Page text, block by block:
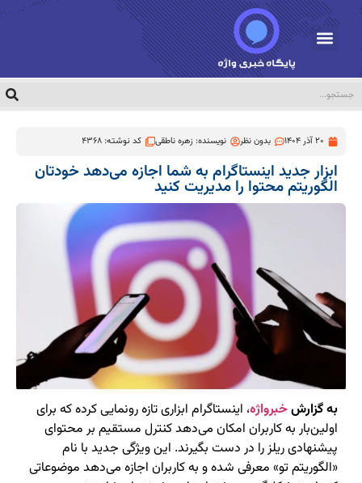
20 آذر 1404 بدون نظر نویسنده:زهره ناطقی کد نوشته: 4368
ابزار جدید اینستاگرام به شما اجازه می‌دهد خودتان
الگوریتم محتوا را مدیریت کنید
به گزارشخبرواژه، اینستاگرام ابزاری تازه رونمایی کرده که برای
اولین‌بار به کاربران امکان می‌دهد کنترل مستقیم بر محتوای
پیشنهادی ریلز را در دست بگیرند. این ویژگی جدید با نام
«الگوریتم تو» معرفی شده و به کاربران اجازه می‌دهد موضوعاتی